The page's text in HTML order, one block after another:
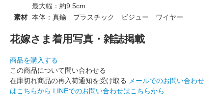
最大幅：約9.5cm
素材 本体：真鍮 プラスチック ビジュー ワイヤー
花嫁さま着用写真・雑誌掲載
商品を購入する
この商品について問い合わせる
在庫切れ商品の再入荷通知を受け取る
メールでのお問い合わせ
はこちらから LINEでのお問い合わせはこちらから